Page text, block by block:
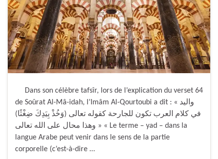
Dans son célèbre tafsîr, lors de l’explication du verset 64
de Soûrat Al-Mâ-idah, l’Imâm Al-Qourtoubi a dit : « ‏واليد
في كلام العرب تكون للجارحة كقوله تعالى (وَخُذْ بِيَدِكَ ضِغْثًا)
وهذا محال على الله تعالى » « Le terme – yad – dans la
langue Arabe peut venir dans le sens de la partie
corporelle (c’est-à-dire …